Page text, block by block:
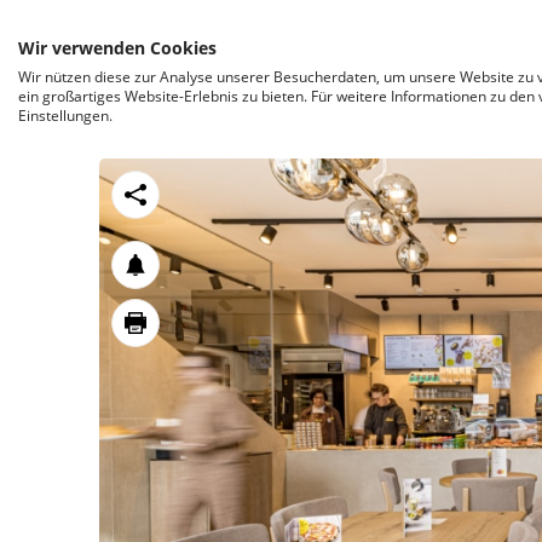
https://stroeck.at/neuigkeiten/neueroeffnung-
Toogle share
notification
print
Wir verwenden Cookies
Wir nützen diese zur Analyse unserer Besucherdaten, um unsere Website
ein großartiges Website-Erlebnis zu bieten. Für weitere Informationen zu den
Einstellungen.